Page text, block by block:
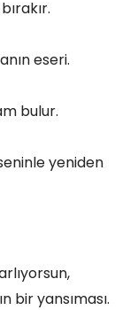
eseri.
bulur.
yeniden
bir yansıması.